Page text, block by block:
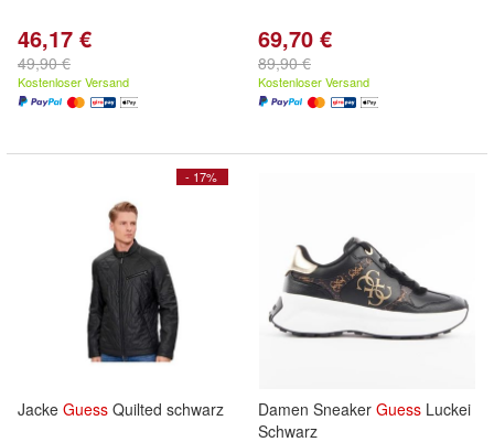
46,17 €
49,90 €
Kostenloser Versand
69,70 €
89,90 €
Kostenloser Versand
- 17%
Jacke Guess Quilted schwarz Damen Sneaker Guess Luckei
Schwarz